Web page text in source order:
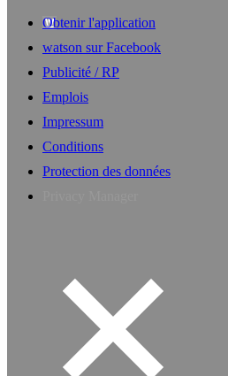
Obtenir l'application
watson sur Facebook
Publicité / RP
Emplois
Impressum
Conditions
Protection des données